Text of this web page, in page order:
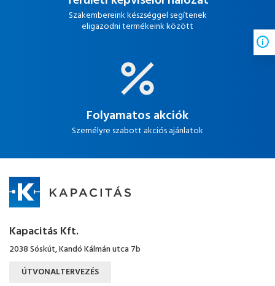
Szakembereink készséggel segítenek
eligazodni termékeink között
Folyamatos akciók
Személyre szabott akciós ajánlatok
Kapacitás Kft.
2038 Sóskút, Kandó Kálmán utca 7b
ÚTVONALTERVEZÉS